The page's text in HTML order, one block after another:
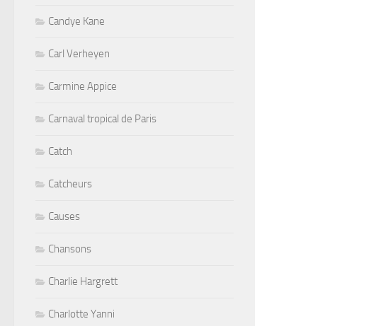
Candye Kane
Carl Verheyen
Carmine Appice
Carnaval tropical de Paris
Catch
Catcheurs
Causes
Chansons
Charlie Hargrett
Charlotte Yanni